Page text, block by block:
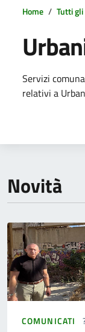
Home Tutti
Servizi
relativi a
Novità
COMUNICATI